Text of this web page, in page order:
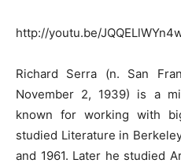
http://youtu.be/
Richard Serra (n. San
November 2, 1939) is a
known for working with
studied Literature in
and 1961. Later he studied